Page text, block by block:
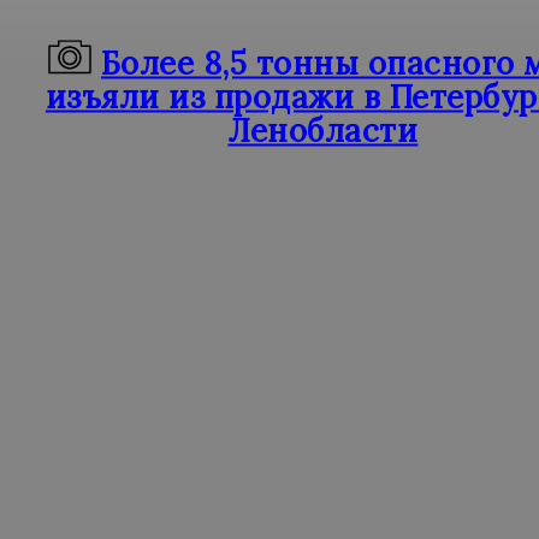
Более 8,5 тонны опасного
изъяли из продажи в
Ленобласти